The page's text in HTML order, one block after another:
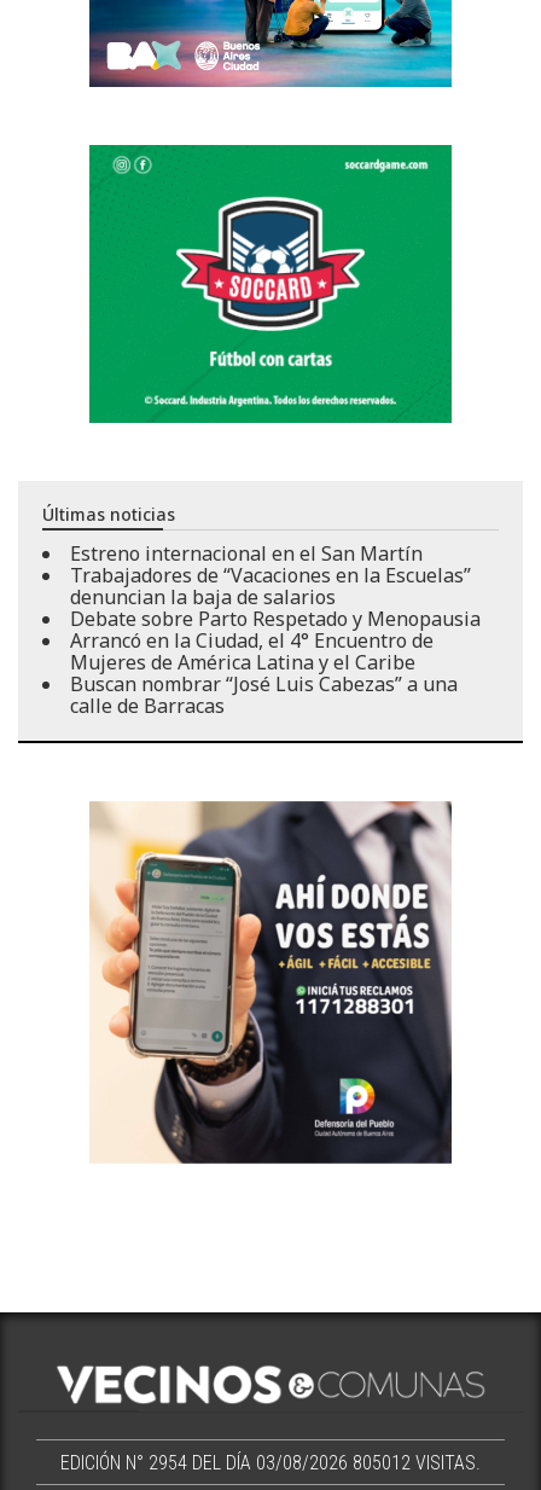
Últimas noticias
Estreno internacional en el San Martín
Trabajadores de “Vacaciones en la Escuelas”
denuncian la baja de salarios
Debate sobre Parto Respetado y Menopausia
Arrancó en la Ciudad, el 4° Encuentro de
Mujeres de América Latina y el Caribe
Buscan nombrar “José Luis Cabezas” a una
calle de Barracas
EDICIÓN N° 2954 DEL DÍA 03/08/2026 805012 VISITAS.